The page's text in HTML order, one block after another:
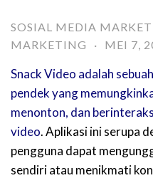
SOSIAL MEDIA
MARKETING
· MEI 7,
Snack Video adalah
pendek yang
menonton, dan
video. Aplikasi ini serupa
pengguna dapat
sendiri atau menikmati